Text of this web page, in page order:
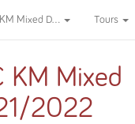
Mixed D... Tours
KM Mixed
2022